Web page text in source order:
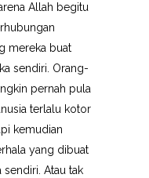
Allah begitu
mereka buat
sendiri. Orang-
pernah pula
terlalu kotor
kemudian
yang dibuat
Atau tak